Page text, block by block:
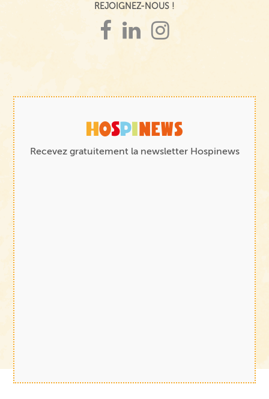
REJOIGNEZ-NOUS !
Recevez gratuitement la newsletter Hospinews